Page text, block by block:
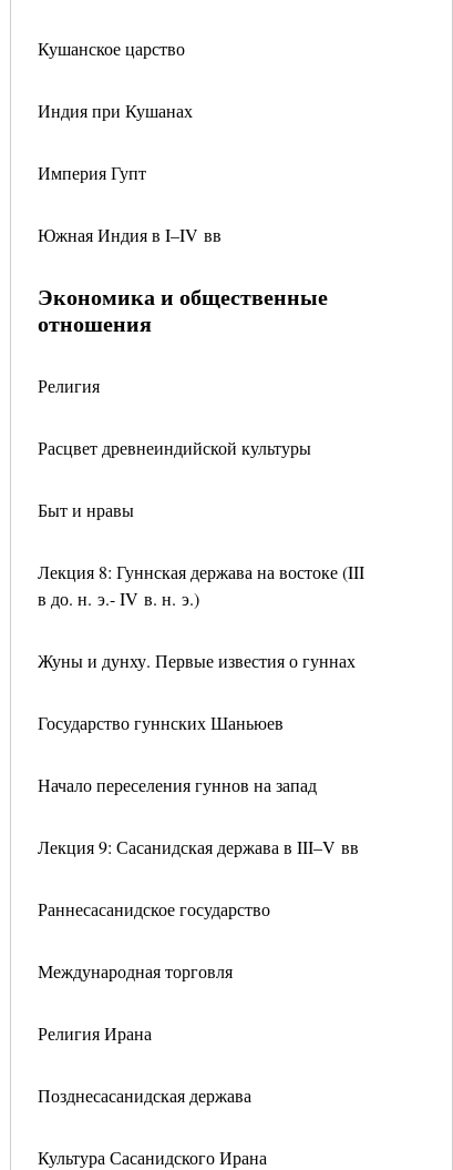
Кушанское царство
Индия при Кушанах
Империя Гупт
Южная Индия в I–IV вв
Экономика и общественные
отношения
Религия
Расцвет древнеиндийской культуры
Быт и нравы
Лекция 8: Гуннская держава на востоке (III
в до. н. э.- IV в. н. э.)
Жуны и дунху. Первые известия о гуннах
Государство гуннских Шаньюев
Начало переселения гуннов на запад
Лекция 9: Сасанидская держава в III–V вв
Раннесасанидское государство
Международная торговля
Религия Ирана
Позднесасанидская держава
Культура Сасанидского Ирана